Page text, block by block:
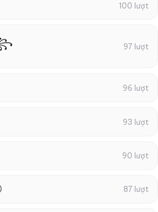
100 lượt
97 lượt
96 lượt
93 lượt
90 lượt
87 lượt